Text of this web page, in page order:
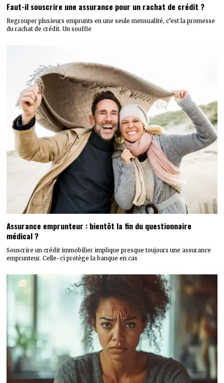
Faut-il souscrire une assurance pour un rachat de crédit ?
Regrouper plusieurs emprunts en une seule mensualité, c’est la promesse
du rachat de crédit. Un souffle
Assurance emprunteur : bientôt la fin du questionnaire
médical ?
Souscrire un crédit immobilier implique presque toujours une assurance
emprunteur. Celle-ci protège la banque en cas